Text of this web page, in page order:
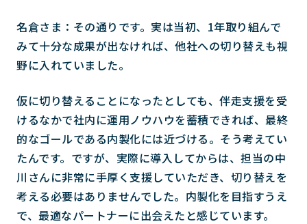
名倉さま：その通りです。実は当初、1年取り組んで
みて十分な成果が出なければ、他社への切り替えも視
野に入れていました。
仮に切り替えることになったとしても、伴走支援を受
けるなかで社内に運用ノウハウを蓄積できれば、最終
的なゴールである内製化には近づける。そう考えてい
たんです。ですが、実際に導入してからは、担当の中
川さんに非常に手厚く支援していただき、切り替えを
考える必要はありませんでした。内製化を目指すうえ
で、最適なパートナーに出会えたと感じています。